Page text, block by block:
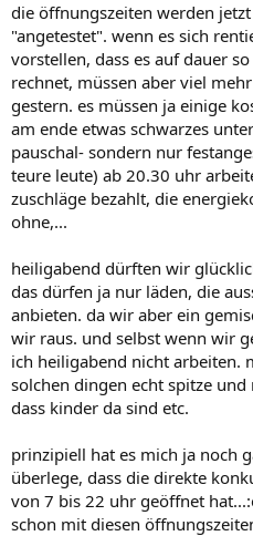
die öffnungszeiten werden
"angetestet". wenn es sich
vorstellen, dass es auf dauer
rechnet, müssen aber viel
gestern. es müssen ja einige
am ende etwas schwarzes
pauschal- sondern nur
teure leute) ab 20.30 uhr
zuschläge bezahlt, die
ohne,...
heiligabend dürften wir
das dürfen ja nur läden, die
anbieten. da wir aber ein
wir raus. und selbst wenn wir
ich heiligabend nicht arbeiten.
solchen dingen echt spitze
dass kinder da sind etc.
prinzipiell hat es mich ja noch
überlege, dass die direkte
von 7 bis 22 uhr geöffnet
schon mit diesen